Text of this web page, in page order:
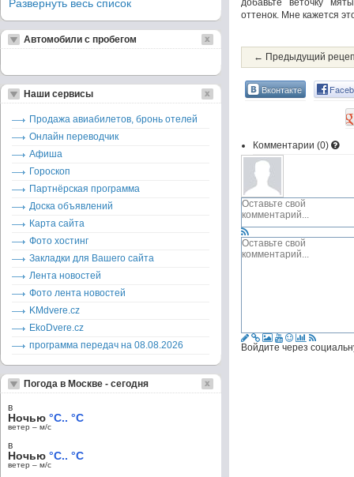
добавьте веточку
оттенок. Мне кажется
← Предыдущий
Вконтакте
Комментарии (0)
Войдите через
Развернуть весь список
Автомобили с пробегом
Наши сервисы
Продажа авиабилетов, бронь отелей
Онлайн переводчик
Афиша
Гороскоп
Партнёрская программа
Доска объявлений
Карта сайта
Фото хостинг
Закладки для Вашего сайта
Лента новостей
Фото лента новостей
KMdvere.cz
EkoDvere.cz
программа передач на 08.08.2026
Погода в Москве - сегодня
в
Ночью °C.. °C
ветер – м/c
в
Ночью °C.. °C
ветер – м/c